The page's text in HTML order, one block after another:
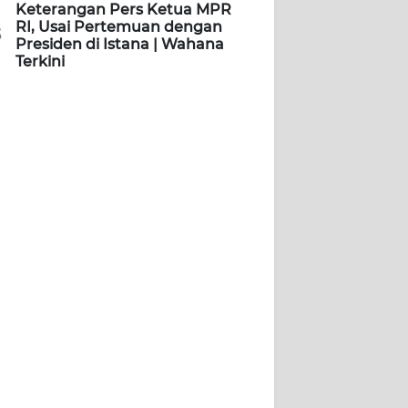
Keterangan Pers Ketua MPR
RI, Usai Pertemuan dengan
Presiden di Istana | Wahana
Terkini